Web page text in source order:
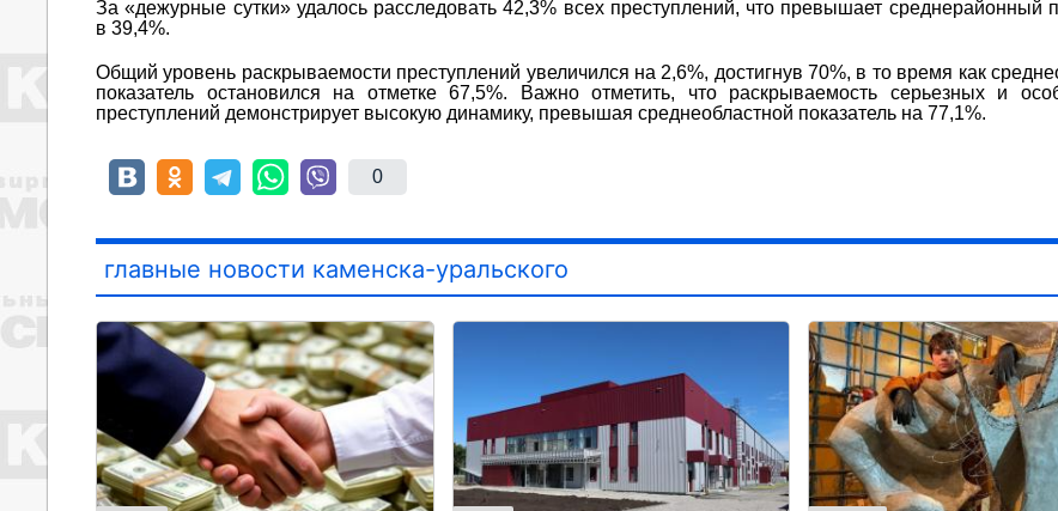
За «дежурные сутки» удалось расследовать 42,3% всех преступлений, что превышает среднерайонный
в 39,4%.
Общий уровень раскрываемости преступлений увеличился на 2,6%, достигнув 70%, в то время как
показатель остановился на отметке 67,5%. Важно отметить, что раскрываемость серьезных и
преступлений демонстрирует высокую динамику, превышая среднеобластной показатель на 77,1%.
0
главные новости каменска-уральского